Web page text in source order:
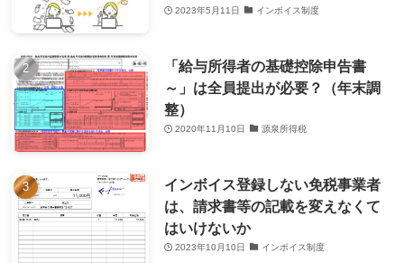
2023年5月11日 インボイス制度
「給与所得者の基礎控除申告書
～」は全員提出が必要？（年末調
整）
2020年11月10日 源泉所得税
インボイス登録しない免税事業者
は、請求書等の記載を変えなくて
はいけないか
2023年10月10日 インボイス制度